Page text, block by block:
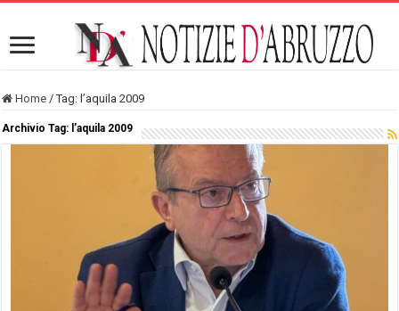
Home / Tag: l’aquila 2009
Archivio Tag: l’aquila 2009